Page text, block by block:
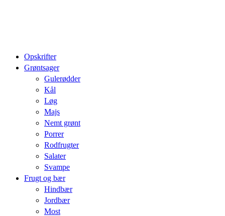
Opskrifter
Grøntsager
Gulerødder
Kål
Løg
Majs
Nemt grønt
Porrer
Rodfrugter
Salater
Svampe
Frugt og bær
Hindbær
Jordbær
Most